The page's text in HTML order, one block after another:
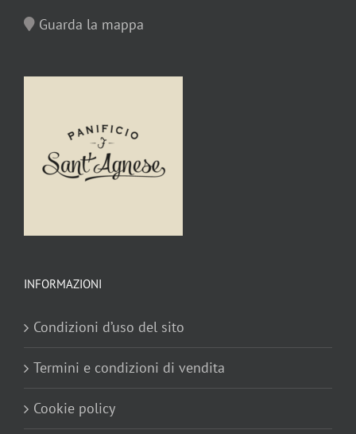
Guarda la mappa
INFORMAZIONI
Condizioni d’uso del sito
Termini e condizioni di vendita
Cookie policy